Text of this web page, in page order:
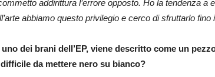
addirittura l’errore opposto. Ho la tendenza a
abbiamo questo privilegio e cerco di sfruttarlo fino
uno dei brani dell’EP, viene descritto come un
da mettere nero su bianco?